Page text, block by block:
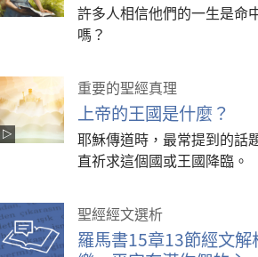
許多人相信他們的一生是命
嗎？
重要的聖經真理
上帝的王國是什麼？
耶穌傳道時，最常提到的話
直祈求這個國或王國降臨。
聖經經文選析
羅馬書15章13節經文